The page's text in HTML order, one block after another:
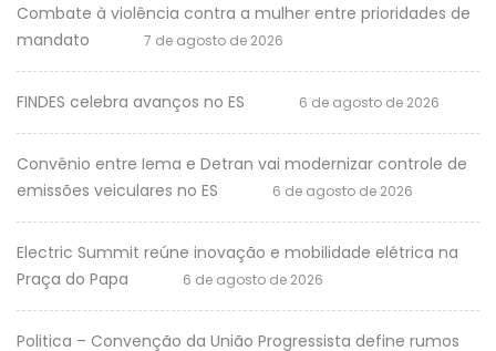
Combate à violência contra a mulher entre prioridades de
mandato
7 de agosto de 2026
FINDES celebra avanços no ES 6 de agosto de 2026
Convênio entre Iema e Detran vai modernizar controle de
emissões veiculares no ES
6 de agosto de 2026
Electric Summit reúne inovação e mobilidade elétrica na
Praça do Papa
6 de agosto de 2026
Politica – Convenção da União Progressista define rumos